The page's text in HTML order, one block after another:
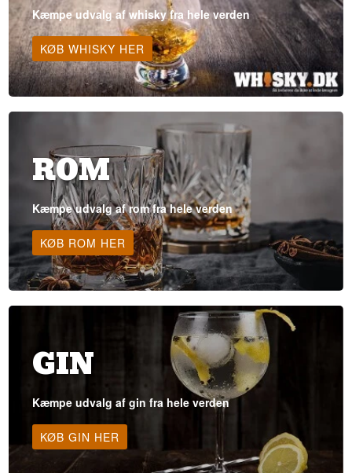
Kæmpe udvalg af whisky fra hele verden
KØB WHISKY HER
ROM
Kæmpe udvalg af rom fra hele verden
KØB ROM HER
GIN
Kæmpe udvalg af gin fra hele verden
KØB GIN HER